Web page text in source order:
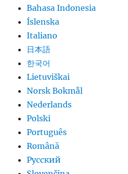
Bahasa Indonesia
Íslenska
Italiano
日本語
한국어
Lietuviškai
Norsk Bokmål
Nederlands
Polski
Português
Română
Русский